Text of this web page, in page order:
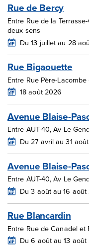
Rue de Bercy
Entre Rue de la
deux sens
Du 13 juillet au 28
Rue Bigaouette
Entre Rue Père-
18 août 2026
Avenue Blaise-
Entre AUT-40, Av Le
Du 27 avril au 31
Avenue Blaise-
Entre AUT-40, Av Le
Du 3 août au 16
Rue Blancardin
Entre Rue de Canadel
Du 6 août au 13